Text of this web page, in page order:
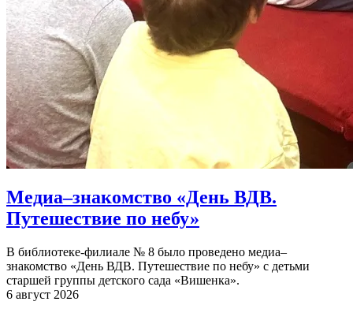
Медиа–знакомство «День ВДВ.
Путешествие по небу»
В библиотеке-филиале № 8 было проведено медиа–
знакомство «День ВДВ. Путешествие по небу» с детьми
старшей группы детского сада «Вишенка».
6 август 2026